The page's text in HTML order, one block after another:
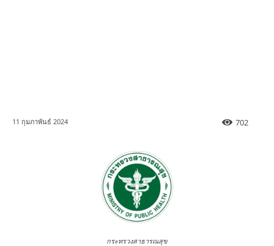
11 กุมภาพันธ์ 2024 702
กระทรวงสาธารณสุข